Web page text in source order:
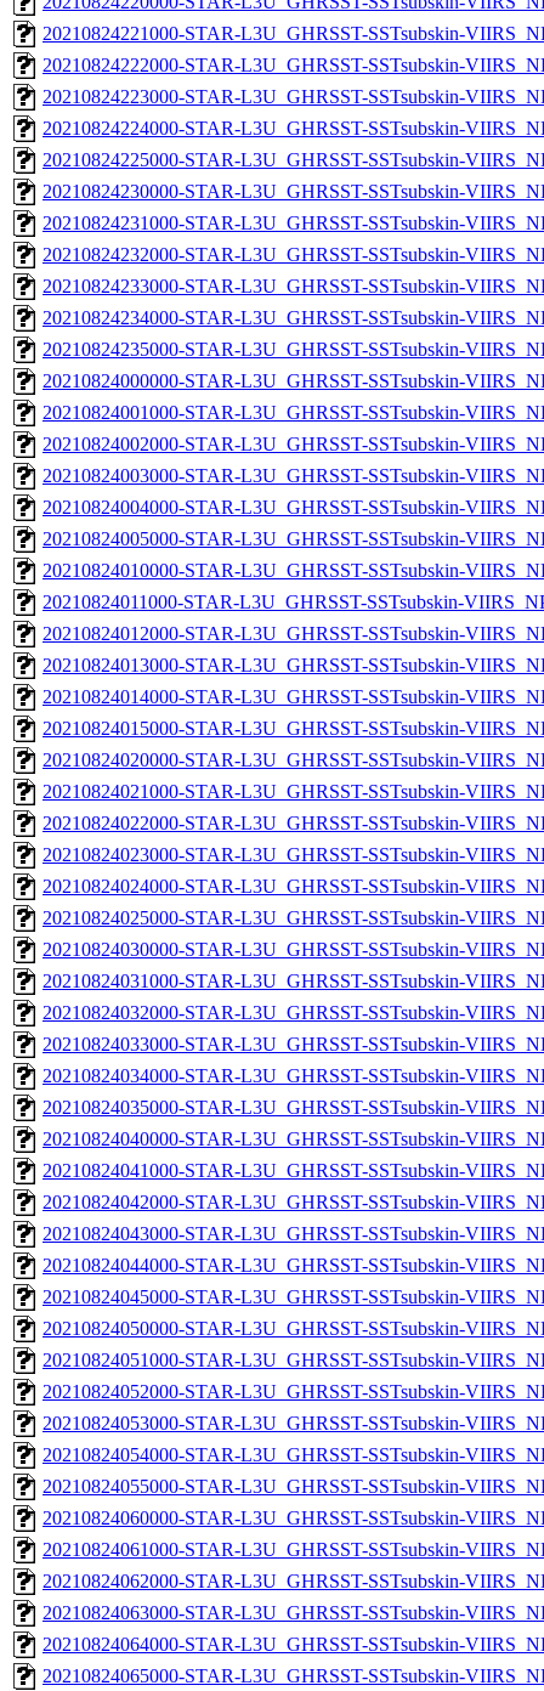
20210824221000-STAR-L3U_GHRSST-SSTsubskin-
20210824222000-STAR-L3U_GHRSST-SSTsubskin-
20210824223000-STAR-L3U_GHRSST-SSTsubskin-
20210824224000-STAR-L3U_GHRSST-SSTsubskin-
20210824225000-STAR-L3U_GHRSST-SSTsubskin-
20210824230000-STAR-L3U_GHRSST-SSTsubskin-
20210824231000-STAR-L3U_GHRSST-SSTsubskin-
20210824232000-STAR-L3U_GHRSST-SSTsubskin-
20210824233000-STAR-L3U_GHRSST-SSTsubskin-
20210824234000-STAR-L3U_GHRSST-SSTsubskin-
20210824235000-STAR-L3U_GHRSST-SSTsubskin-
20210824000000-STAR-L3U_GHRSST-SSTsubskin-
20210824001000-STAR-L3U_GHRSST-SSTsubskin-
20210824002000-STAR-L3U_GHRSST-SSTsubskin-
20210824003000-STAR-L3U_GHRSST-SSTsubskin-
20210824004000-STAR-L3U_GHRSST-SSTsubskin-
20210824005000-STAR-L3U_GHRSST-SSTsubskin-
20210824010000-STAR-L3U_GHRSST-SSTsubskin-
20210824011000-STAR-L3U_GHRSST-SSTsubskin-
20210824012000-STAR-L3U_GHRSST-SSTsubskin-
20210824013000-STAR-L3U_GHRSST-SSTsubskin-
20210824014000-STAR-L3U_GHRSST-SSTsubskin-
20210824015000-STAR-L3U_GHRSST-SSTsubskin-
20210824020000-STAR-L3U_GHRSST-SSTsubskin-
20210824021000-STAR-L3U_GHRSST-SSTsubskin-
20210824022000-STAR-L3U_GHRSST-SSTsubskin-
20210824023000-STAR-L3U_GHRSST-SSTsubskin-
20210824024000-STAR-L3U_GHRSST-SSTsubskin-
20210824025000-STAR-L3U_GHRSST-SSTsubskin-
20210824030000-STAR-L3U_GHRSST-SSTsubskin-
20210824031000-STAR-L3U_GHRSST-SSTsubskin-
20210824032000-STAR-L3U_GHRSST-SSTsubskin-
20210824033000-STAR-L3U_GHRSST-SSTsubskin-
20210824034000-STAR-L3U_GHRSST-SSTsubskin-
20210824035000-STAR-L3U_GHRSST-SSTsubskin-
20210824040000-STAR-L3U_GHRSST-SSTsubskin-
20210824041000-STAR-L3U_GHRSST-SSTsubskin-
20210824042000-STAR-L3U_GHRSST-SSTsubskin-
20210824043000-STAR-L3U_GHRSST-SSTsubskin-
20210824044000-STAR-L3U_GHRSST-SSTsubskin-
20210824045000-STAR-L3U_GHRSST-SSTsubskin-
20210824050000-STAR-L3U_GHRSST-SSTsubskin-
20210824051000-STAR-L3U_GHRSST-SSTsubskin-
20210824052000-STAR-L3U_GHRSST-SSTsubskin-
20210824053000-STAR-L3U_GHRSST-SSTsubskin-
20210824054000-STAR-L3U_GHRSST-SSTsubskin-
20210824055000-STAR-L3U_GHRSST-SSTsubskin-
20210824060000-STAR-L3U_GHRSST-SSTsubskin-
20210824061000-STAR-L3U_GHRSST-SSTsubskin-
20210824062000-STAR-L3U_GHRSST-SSTsubskin-
20210824063000-STAR-L3U_GHRSST-SSTsubskin-
20210824064000-STAR-L3U_GHRSST-SSTsubskin-
20210824065000-STAR-L3U_GHRSST-SSTsubskin-